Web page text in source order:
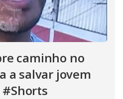
caminho no
a salvar jovem